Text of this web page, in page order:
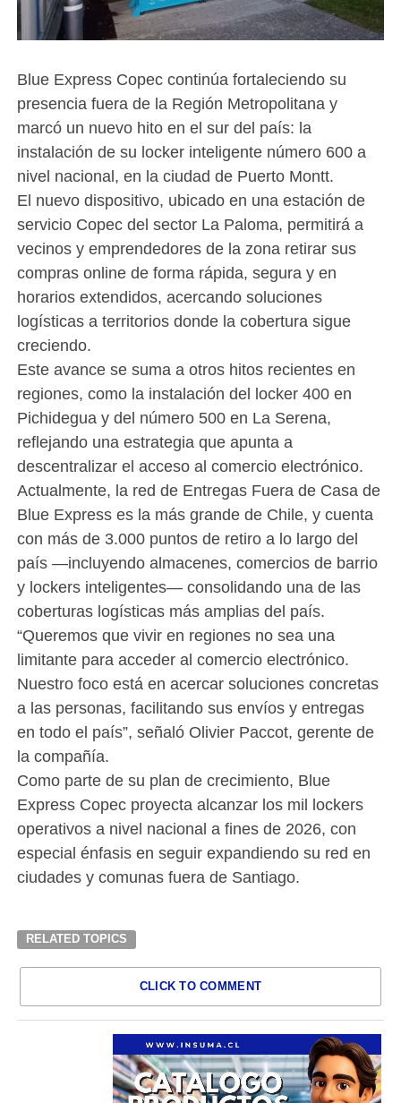
Blue Express Copec continúa fortaleciendo su
presencia fuera de la Región Metropolitana y
marcó un nuevo hito en el sur del país: la
instalación de su locker inteligente número 600 a
nivel nacional, en la ciudad de Puerto Montt.
El nuevo dispositivo, ubicado en una estación de
servicio Copec del sector La Paloma, permitirá a
vecinos y emprendedores de la zona retirar sus
compras online de forma rápida, segura y en
horarios extendidos, acercando soluciones
logísticas a territorios donde la cobertura sigue
creciendo.
Este avance se suma a otros hitos recientes en
regiones, como la instalación del locker 400 en
Pichidegua y del número 500 en La Serena,
reflejando una estrategia que apunta a
descentralizar el acceso al comercio electrónico.
Actualmente, la red de Entregas Fuera de Casa de
Blue Express es la más grande de Chile, y cuenta
con más de 3.000 puntos de retiro a lo largo del
país —incluyendo almacenes, comercios de barrio
y lockers inteligentes— consolidando una de las
coberturas logísticas más amplias del país.
“Queremos que vivir en regiones no sea una
limitante para acceder al comercio electrónico.
Nuestro foco está en acercar soluciones concretas
a las personas, facilitando sus envíos y entregas
en todo el país”, señaló Olivier Paccot, gerente de
la compañía.
Como parte de su plan de crecimiento, Blue
Express Copec proyecta alcanzar los mil lockers
operativos a nivel nacional a fines de 2026, con
especial énfasis en seguir expandiendo su red en
ciudades y comunas fuera de Santiago.
RELATED TOPICS
CLICK TO COMMENT